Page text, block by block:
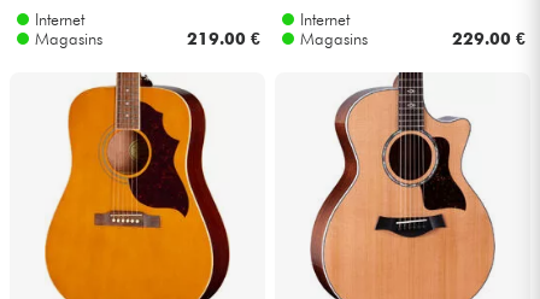
Internet
Magasins
219.00 €
Internet
Magasins
229.00 €